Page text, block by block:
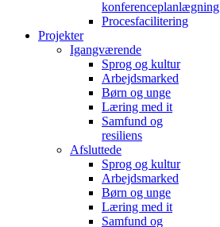
konferenceplanlægning
Procesfacilitering
Projekter
Igangværende
Sprog og kultur
Arbejdsmarked
Børn og unge
Læring med it
Samfund og
resiliens
Afsluttede
Sprog og kultur
Arbejdsmarked
Børn og unge
Læring med it
Samfund og